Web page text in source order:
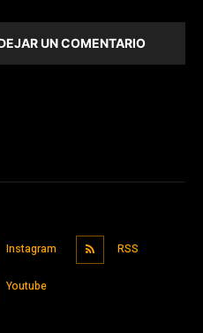
UN COMENTARIO
Instagram RSS
Youtube